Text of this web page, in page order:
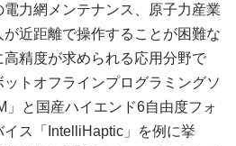
電力網メンテナンス、原子力産業
近距離で操作することが困難な
精度が求められる応用分野で
トオフラインプログラミングソ
」と国産ハイエンド6自由度フォ
ス「IntelliHaptic」を例に挙